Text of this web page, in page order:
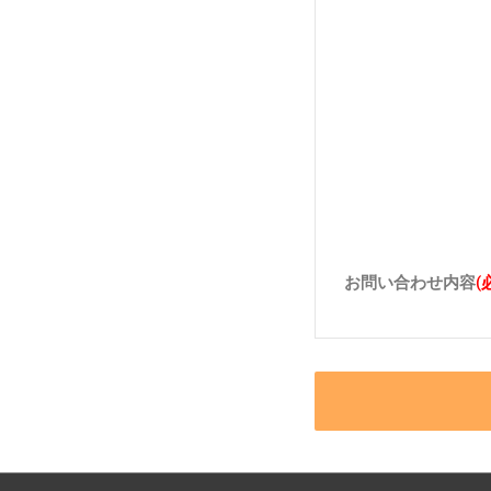
お問い合わせ内容(